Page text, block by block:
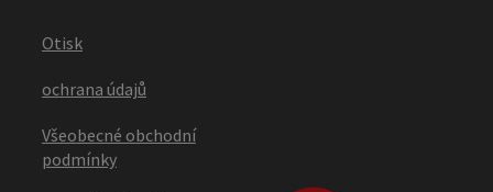
Otisk
ochrana údajů
Všeobecné obchodní
podmínky